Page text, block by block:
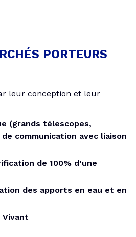
PORTEURS
leur conception et leur
(grands télescopes,
communication avec liaison
de 100% d’une
des apports en eau et en